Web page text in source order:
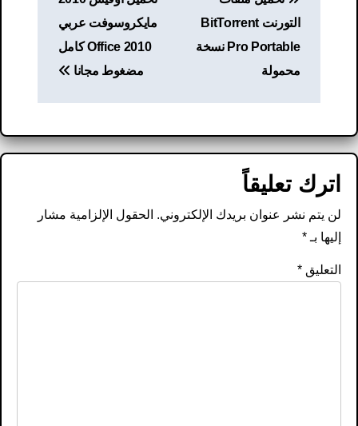
المقالاتالتورنت BitTorrent
Pro Portable نسخة
محمولة
مايكروسوفت عربي
2010 Office كامل
مضغوط مجانا
اترك تعليقاً
لن يتم نشر عنوان بريدك الإلكتروني. الحقول الإلزامية مشار
إليها بـ*
التعليق*